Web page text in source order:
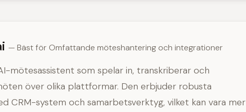
— Bäst för Omfattande möteshantering och integrationer
mötesassistent som spelar in, transkriberar och
över olika plattformar. Den erbjuder robusta
CRM-system och samarbetsverktyg, vilket kan vara mer